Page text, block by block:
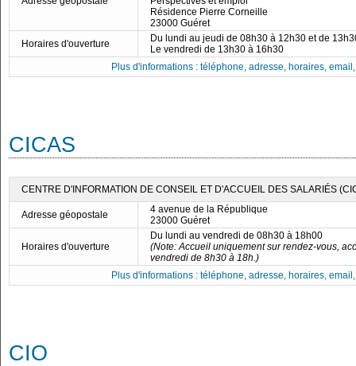
Résidence Pierre Corneille
23000 Guéret
Horaires d'ouverture
Du lundi au jeudi de 08h30 à 12h30 et de
Le vendredi de 13h30 à 16h30
Plus d'informations : téléphone, adresse, horaires,
CICAS
CENTRE D'INFORMATION DE CONSEIL ET D'ACCUEIL DES SALARIÉS
Adresse géopostale
4 avenue de la République
23000 Guéret
Horaires d'ouverture
Du lundi au vendredi de 08h30 à 18h00
(Note: Accueil uniquement sur rendez-vous,
vendredi de 8h30 à 18h.)
Plus d'informations : téléphone, adresse, horaires,
CIO